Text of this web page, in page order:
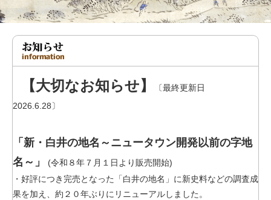
【大切なお知らせ】
〔最終更新日
2026.6.28〕
「新・白井の地名～ニュータウン開発以前の字地
名～」
(令和８年７月１日より販売開始)
・好評につき完売となった「白井の地名」に新史料などの調査成
果を加え、約２０年ぶりにリニューアルしました。